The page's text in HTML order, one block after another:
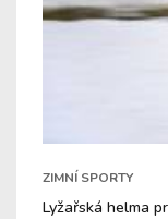
ZIMNÍ SPORTY
Lyžařská helma